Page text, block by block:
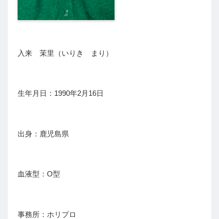
入来 茉里（いりき まり）
生年月日：1990年2月16日
出身：鹿児島県
血液型：O型
事務所：ホリプロ